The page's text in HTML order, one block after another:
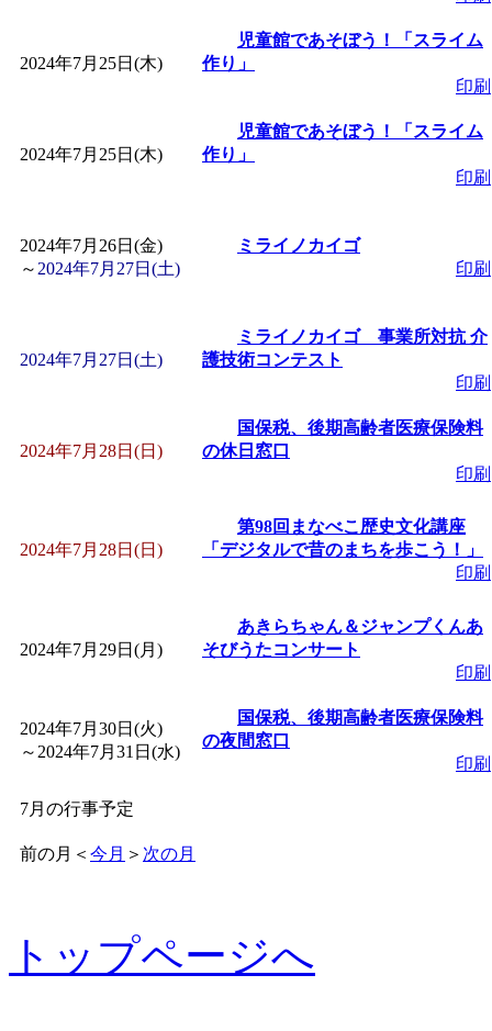
2024年7月25日(木)
児童館であそぼう！「スライム
作り」
印刷
2024年7月25日(木)
児童館であそぼう！「スライム
作り」
印刷
2024年7月26日(金)
～ 2024年7月27日(土)
ミライノカイゴ
印刷
2024年7月27日(土)
ミライノカイゴ 事業所対抗 介
護技術コンテスト
印刷
2024年7月28日(日)
国保税、後期高齢者医療保険料
の休日窓口
印刷
2024年7月28日(日)
第98回まなべこ歴史文化講座
「デジタルで昔のまちを歩こう！」
印刷
2024年7月29日(月)
あきらちゃん＆ジャンプくんあ
そびうたコンサート
印刷
2024年7月30日(火)
～ 2024年7月31日(水)
国保税、後期高齢者医療保険料
の夜間窓口
印刷
7月の行事予定
前の月 ＜ 今月 ＞ 次の月
トップページへ